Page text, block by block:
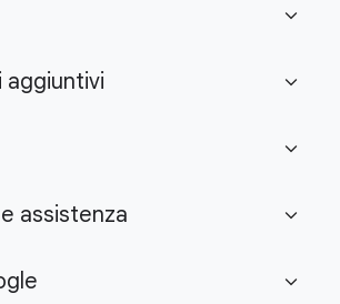
expand_more
aggiuntivi expand_more
expand_more
assistenza expand_more
expand_more